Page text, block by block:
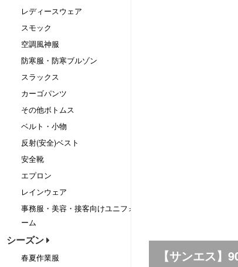
【サンエス
レディースウェア
スモック
空調風神服
防寒服・防寒ブルゾン
スラックス
カーゴパンツ
その他ボトムス
ベルト・小物
反射(安全)ベスト
安全靴
エプロン
レインウェア
事務服・美容・接客向けユニフォ
ーム
シーズン
春夏作業服